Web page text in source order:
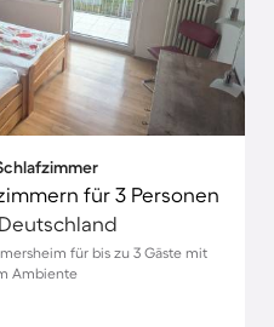
für 3 Personen
für bis zu 3 Gäste mit
Ambiente